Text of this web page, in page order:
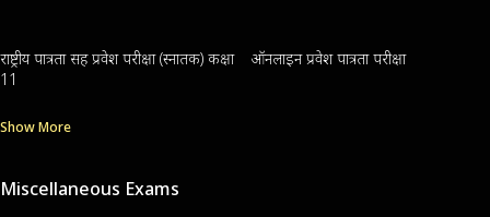
राष्ट्रीय पात्रता सह प्रवेश परीक्षा (स्नातक) कक्षा
11
ऑनलाइन प्रवेश पात्रता परीक्षा
Show More
Miscellaneous Exams